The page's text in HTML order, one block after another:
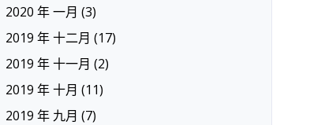
2020 年 一月 (3)
2019 年 十二月 (17)
2019 年 十一月 (2)
2019 年 十月 (11)
2019 年 九月 (7)